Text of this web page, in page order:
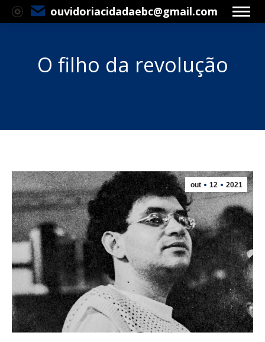
ouvidoriacidadaebc@gmail.com
O filho da revolução
out 12 2021